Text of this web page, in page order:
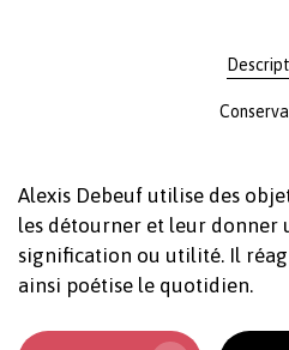
Alexis Debeuf utilise des
les détourner et leur donner
signification ou utilité. Il
ainsi poétise le quotidien.